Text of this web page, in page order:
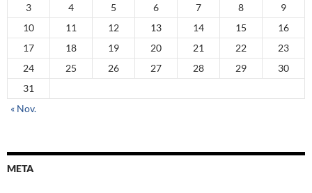
3
4 5 6 7 8
9
10
11 12 13 14 15
16
17
18 19 20 21 22
23
24
25 26 27 28 29
30
31
« Nov.
META